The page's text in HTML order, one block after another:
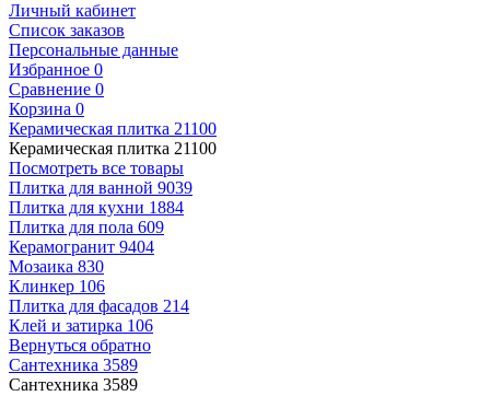
Личный кабинет
Список заказов
Персональные данные
Избранное 0
Сравнение 0
Корзина 0
Керамическая плитка 21100
Керамическая плитка 21100
Посмотреть все товары
Плитка для ванной 9039
Плитка для кухни 1884
Плитка для пола 609
Керамогранит 9404
Мозаика 830
Клинкер 106
Плитка для фасадов 214
Клей и затирка 106
Вернуться обратно
Сантехника 3589
Сантехника 3589